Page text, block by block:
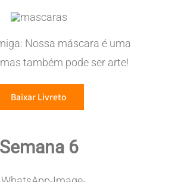
Nossa máscara é uma
também pode ser arte!
Baixar Livreto
Semana 6